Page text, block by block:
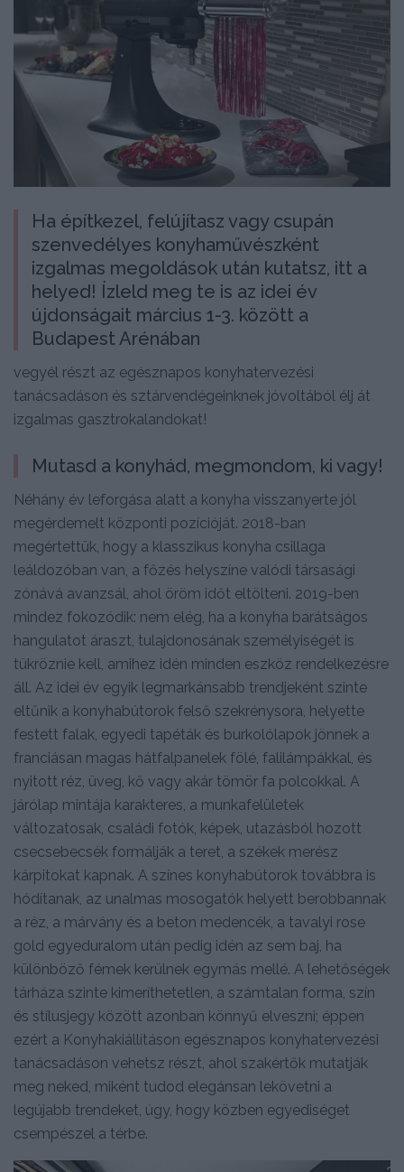
Ha építkezel, felújítasz vagy csupán
szenvedélyes konyhaművészként
izgalmas megoldások után kutatsz, itt a
helyed! Ízleld meg te is az idei év
újdonságait március 1-3. között a
Budapest Arénában
vegyél részt az egésznapos konyhatervezési
tanácsadáson és sztárvendégeinknek jóvoltából élj át
izgalmas gasztrokalandokat!
Mutasd a konyhád, megmondom, ki vagy!
Néhány év leforgása alatt a konyha visszanyerte jól
megérdemelt központi pozícióját. 2018-ban
megértettük, hogy a klasszikus konyha csillaga
leáldozóban van, a főzés helyszíne valódi társasági
zónává avanzsál, ahol öröm időt eltölteni. 2019-ben
mindez fokozódik: nem elég, ha a konyha barátságos
hangulatot áraszt, tulajdonosának személyiségét is
tükröznie kell, amihez idén minden eszköz rendelkezésre
áll. Az idei év egyik legmarkánsabb trendjeként szinte
eltűnik a konyhabútorok felső szekrénysora, helyette
festett falak, egyedi tapéták és burkolólapok jönnek a
franciásan magas hátfalpanelek fölé, falilámpákkal, és
nyitott réz, üveg, kő vagy akár tömör fa polcokkal. A
járólap mintája karakteres, a munkafelületek
változatosak, családi fotók, képek, utazásból hozott
csecsebecsék formálják a teret, a székek merész
kárpitokat kapnak. A színes konyhabútorok továbbra is
hódítanak, az unalmas mosogatók helyett berobbannak
a réz, a márvány és a beton medencék, a tavalyi rose
gold egyeduralom után pedig idén az sem baj, ha
különböző fémek kerülnek egymás mellé. A lehetőségek
tárháza szinte kimeríthetetlen, a számtalan forma, szín
és stílusjegy között azonban könnyű elveszni; éppen
ezért a Konyhakiállításon egésznapos konyhatervezési
tanácsadáson vehetsz részt, ahol szakértők mutatják
meg neked, miként tudod elegánsan lekövetni a
legújabb trendeket, úgy, hogy közben egyediséget
csempészel a térbe.